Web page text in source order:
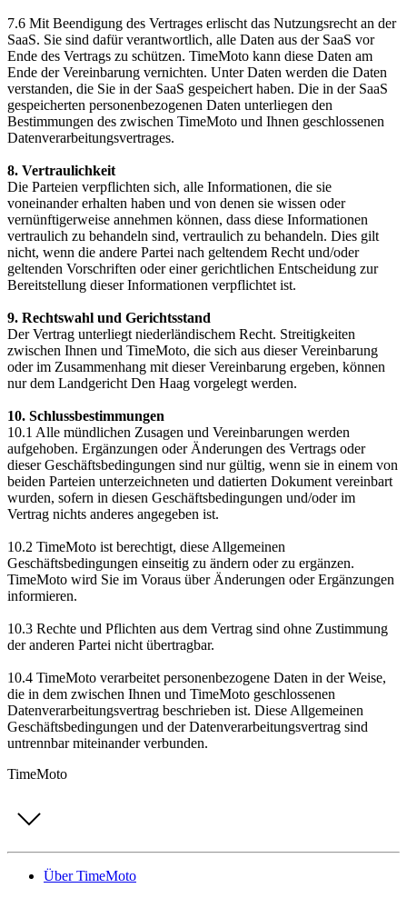
7.6 Mit Beendigung des Vertrages erlischt das Nutzungsrecht an der
SaaS. Sie sind dafür verantwortlich, alle Daten aus der SaaS vor
Ende des Vertrags zu schützen. TimeMoto kann diese Daten am
Ende der Vereinbarung vernichten. Unter Daten werden die Daten
verstanden, die Sie in der SaaS gespeichert haben. Die in der SaaS
gespeicherten personenbezogenen Daten unterliegen den
Bestimmungen des zwischen TimeMoto und Ihnen geschlossenen
Datenverarbeitungsvertrages.
8. Vertraulichkeit
Die Parteien verpflichten sich, alle Informationen, die sie
voneinander erhalten haben und von denen sie wissen oder
vernünftigerweise annehmen können, dass diese Informationen
vertraulich zu behandeln sind, vertraulich zu behandeln. Dies gilt
nicht, wenn die andere Partei nach geltendem Recht und/oder
geltenden Vorschriften oder einer gerichtlichen Entscheidung zur
Bereitstellung dieser Informationen verpflichtet ist.
9. Rechtswahl und Gerichtsstand
Der Vertrag unterliegt niederländischem Recht. Streitigkeiten
zwischen Ihnen und TimeMoto, die sich aus dieser Vereinbarung
oder im Zusammenhang mit dieser Vereinbarung ergeben, können
nur dem Landgericht Den Haag vorgelegt werden.
10. Schlussbestimmungen
10.1 Alle mündlichen Zusagen und Vereinbarungen werden
aufgehoben. Ergänzungen oder Änderungen des Vertrags oder
dieser Geschäftsbedingungen sind nur gültig, wenn sie in einem von
beiden Parteien unterzeichneten und datierten Dokument vereinbart
wurden, sofern in diesen Geschäftsbedingungen und/oder im
Vertrag nichts anderes angegeben ist.
10.2 TimeMoto ist berechtigt, diese Allgemeinen
Geschäftsbedingungen einseitig zu ändern oder zu ergänzen.
TimeMoto wird Sie im Voraus über Änderungen oder Ergänzungen
informieren.
10.3 Rechte und Pflichten aus dem Vertrag sind ohne Zustimmung
der anderen Partei nicht übertragbar.
10.4 TimeMoto verarbeitet personenbezogene Daten in der Weise,
die in dem zwischen Ihnen und TimeMoto geschlossenen
Datenverarbeitungsvertrag beschrieben ist. Diese Allgemeinen
Geschäftsbedingungen und der Datenverarbeitungsvertrag sind
untrennbar miteinander verbunden.
TimeMoto
Über TimeMoto